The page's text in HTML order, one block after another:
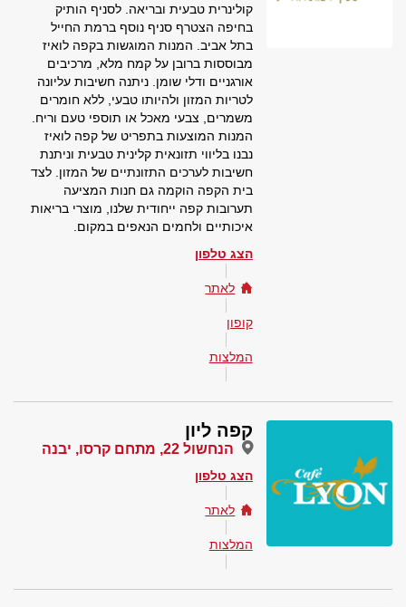
קולינרית טבעית ובריאה. לסניף הותיק
בחיפה הצטרף סניף נוסף ברמת החייל
בתל אביב. המנות המוגשות בקפה לואיז
מבוססות ברובן על קמח מלא, מרכיבים
אורגניים ודלי שומן. ניתנה חשיבות עליונה
לטריות המזון ולהיותו טבעי, ללא חומרים
משמרים, צבעי מאכל או תוספי טעם וריח.
המנות המוצעות בתפריט של קפה לואיז
נבנו בליווי תזונאית קלינית טבעית וניתנת
חשיבות לערכים התזונתיים של המזון. לצד
בית הקפה הוקמה גם חנות המציעה
תערובות קפה ייחודית שלנו, מוצרי בריאות
איכותיים ולחמים הנאפים במקום.
הצג טלפון
לאתר
קופון
המלצות
קפה ליון
הנחשול 22, מתחם קרסו, יבנה
הצג טלפון
לאתר
המלצות